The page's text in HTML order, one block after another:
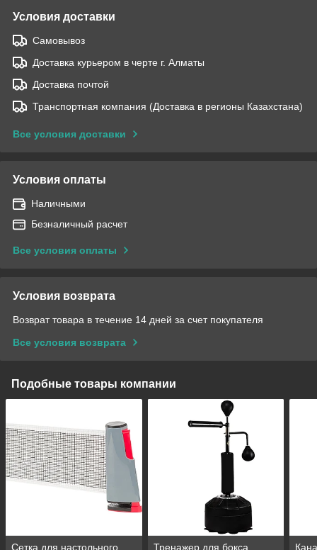
Условия доставки
Самовывоз
Доставка курьером в черте г. Алматы
Доставка почтой
Транспортная компания (Доставка в регионы Казахстана)
Все условия доставки
Условия оплаты
Наличными
Безналичный расчет
Все условия оплаты
Условия возврата
Возврат товара в течение 14 дней за счет покупателя
Все условия возврата
Подобные товары компании
Сетка для настольного
Тренажер для бокса